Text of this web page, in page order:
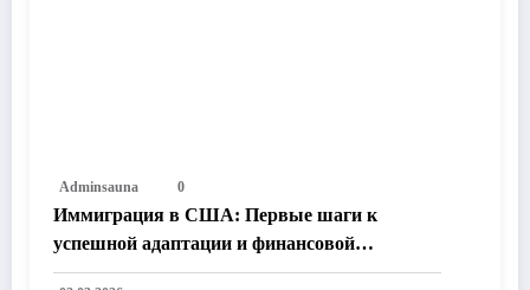
Adminsauna 0
Иммиграция в США: Первые шаги к
успешной адаптации и финансовой
независимости